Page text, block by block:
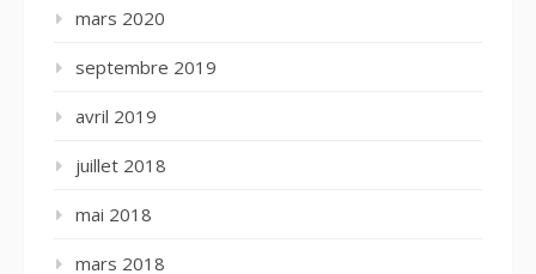
mars 2020
septembre 2019
avril 2019
juillet 2018
mai 2018
mars 2018